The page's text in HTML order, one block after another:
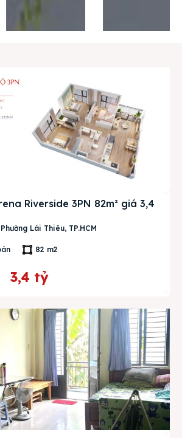
Riverside 3PN 82m² giá 3,4
Lái Thiêu, TP.HCM
82 m2
3,4 tỷ